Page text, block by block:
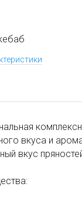
вкуса и
вкус